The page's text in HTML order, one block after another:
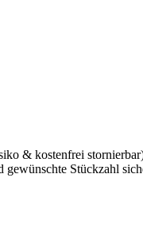
Stückzahl